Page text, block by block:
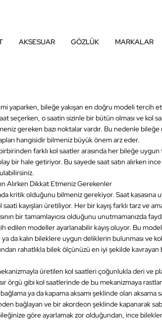
AKSESUAR GÖZLÜK MARKALAR
yaparken, bileğe yakışan en doğru modeli tercih
seçerken, o saatin sizinle bir bütün olması ve kol
gereken bazı noktalar vardır. Bu nedenle bileğe
hangisidir bilmeniz büyük önem arz eder.
farklı kol saatler arasında her bileğe uygun
bir hale getiriyor. Bu sayede saat satın alırken
Alırken Dikkat Etmeniz Gerekenler
kritik olduğunu bilmeniz gerekiyor. Saat kasasına
kayışları üretiliyor. Her bir kayış farklı tarz ve
bir tamamlayıcısı olduğunu unutmamanızda
edilen modeller ayarlanabilir kayış oluyor. Bu
da kalın bileklere uygun deliklerin bulunması ve
rahatlıkla bilek ölçünüzü en iyi şekilde kavrayan
üretilen kol saatleri çoğunlukla deri ve
örgü gibi kol saatlerinde de bu mekanizmaya
ya da kapama aksamı şeklinde olan aksama
bağlayan ve bir akordeon şeklinde kapanarak
göre ayarlamak zor olduğundan, ince